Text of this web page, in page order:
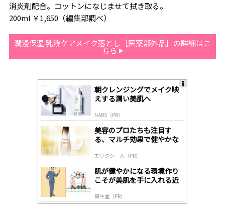
消炎剤配合。コットンになじませて拭き取る。
200ml ￥1,650（編集部調べ）
潤浸保湿 乳液ケアメイク落とし［医薬部外品］の詳細はこ
ちら
朝クレンジングでメイク映
えする潤い美肌へ
NARS（PR）
美容のプロたちも注目す
る、マルチ効果で健やかな
エリクシール（PR）
肌が健やかになる環境作り
こそが美肌を手に入れる近
資生堂（PR）